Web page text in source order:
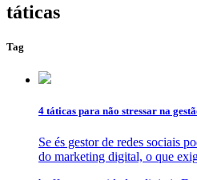
táticas
Tag
4 táticas para não stressar na
Se és gestor de redes sociais
do marketing digital, o que